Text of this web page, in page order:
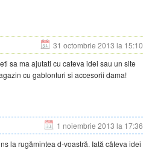
31 octombrie 2013 la 15:10
sa ma ajutati cu cateva idei sau un site
cu gablonturi si accesorii dama!
1 noiembrie 2013 la 17:36
la rugămintea d-voastră. Iată câteva idei